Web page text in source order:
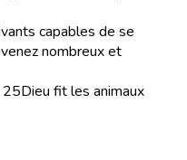
capables de se
nombreux et
25Dieu fit les animaux